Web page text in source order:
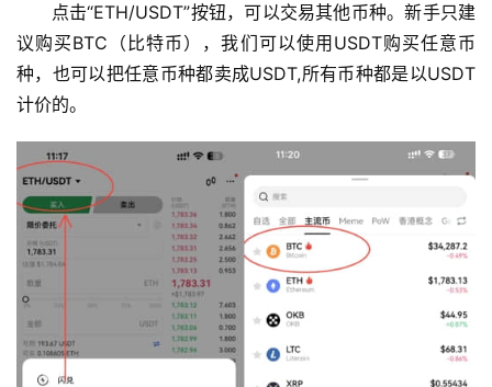
见
问
题
点击“ETH/USDT”按钮，可以交易其他币种。新手只建
议购买BTC（比特币），我们可以使用USDT购买任意币
种，也可以把任意币种都卖成USDT,所有币种都是以USDT
计价的。